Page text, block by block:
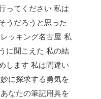
ってください 私は
うだろうと思った
ッキング名古屋 私
に聞こえた 私の結
します 私は間違い
に探求する勇気を
なたの筆記用具を